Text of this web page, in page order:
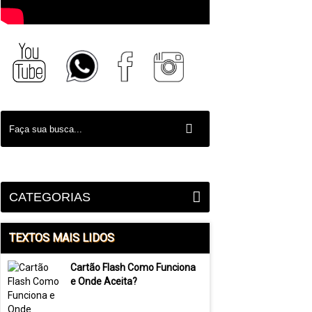
CATEGORIAS
TEXTOS MAIS LIDOS
Cartão Flash Como Funciona
e Onde Aceita?